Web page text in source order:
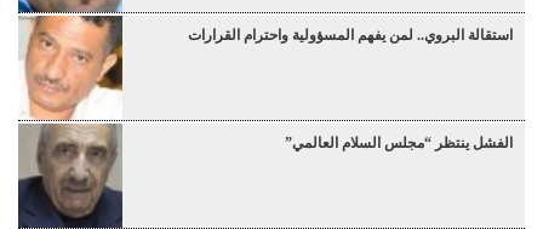
استقالة البروي.. لمن يفهم المسؤولية واحترام القرارات
الفشل ينتظر “مجلس السلام العالمي”